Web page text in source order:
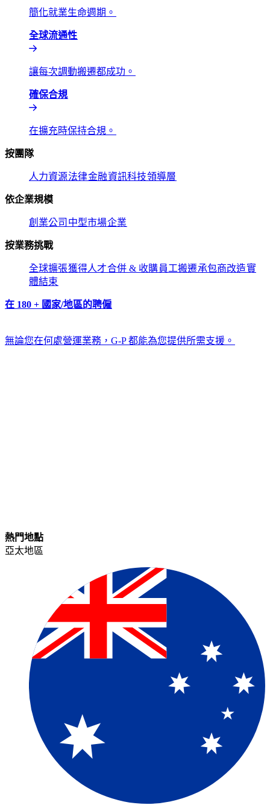
簡化就業生命週期。​​
全球流通性​​
讓每次調動搬遷都成功。​​
確保合規​​
在擴充時保持合規。​​
按團隊​​
人力資源​​法律​​金融​​資訊科技​​領導層​​
依企業規模​​
創業公司​​ 中型市場​​企業​​
按業務挑戰​​
全球擴張​​獲得人才​​合併 & 收購​​員工搬遷​​承包商改造​​實
體結束​​
在 180 + 國家/地區的聘僱​​
無論您在何處營運業務，G-P 都能為您提供所需支援。​​
熱門地點​​
亞太地區​​